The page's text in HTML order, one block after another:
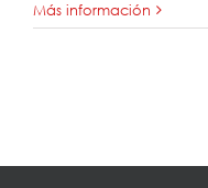
Más información